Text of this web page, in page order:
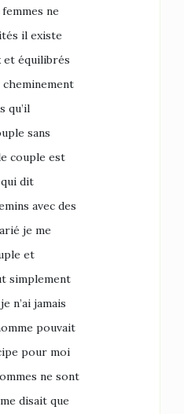
ne
il existe
et équilibrés
cheminement
qu’il
sans
couple est
dit
avec des
je me
et
simplement
n’ai jamais
pouvait
pour moi
ne sont
disait que